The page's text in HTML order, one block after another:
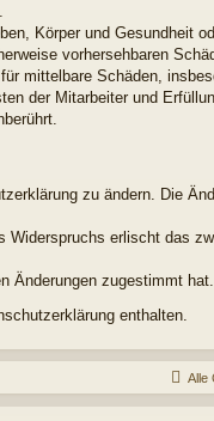
Körper und Gesundheit
vorhersehbaren
mittelbare Schäden,
der Mitarbeiter und
zu ändern. Die
erlischt das
Änderungen zugestimmt hat.
enthalten.
Alle